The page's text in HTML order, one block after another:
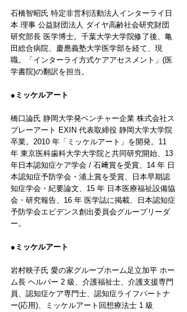
石橋智昭氏 特定非営利活動法人インターライ日
本 理事 公益財団法人 ダイヤ高齢社会研究財団
研究部長 医学博士。千葉大学大学院修了後、亀
田総合病院、慶應義塾大学医学部を経て、現
職。「インターライ方式ケアアセスメント」(医
学書院)の翻訳を担当。
●ミッケルアート
橋口論氏 静岡大学発ベンチャー企業 株式会社ス
プレーアート EXIN 代表取締役 静岡大学大学院
卒業。2010 年「ミッケルアート」を開発。11
年 東京医科歯科大学大学院と共同研究開始、13
年日本認知症ケア学会 / 石﨑賞を受賞、14 年 日
本認知症予防学会・浦上賞を受賞、日本早期認
知症学会・紀要論文、15 年 日本医療福祉設備協
会・研究報告、16 年 医学誌に掲載、日本認知症
予防学会エビデンス創出委員会グループリーダ
ー。
●ミッケルアート
岩村映子氏 愛の家グループホーム足立加平 ホー
ム長 ヘルパー 2 級、介護福祉士、介護支援専門
員、認知症ケア専門士、認知症ライフパートナ
ー(応用)、ミッケルアート回想療法士 1 級